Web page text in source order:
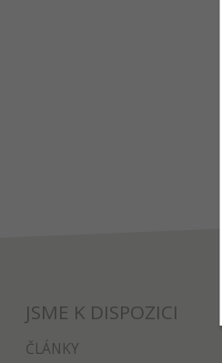
JSME K DISPOZICI
ČLÁNKY